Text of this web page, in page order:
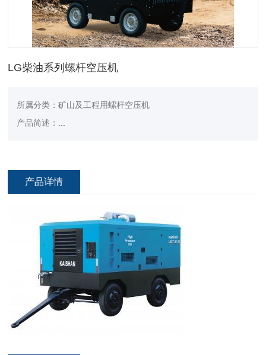
LG柴油系列螺杆空压机
所属分类：矿山及工程用螺杆空压机
产品简述：
产品详情